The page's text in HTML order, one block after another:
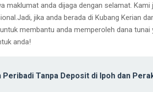
maklumat anda dijaga dengan selamat.
jika anda berada di Kubang Kerian
membantu anda memperoleh dana
anda!
Peribadi Tanpa Deposit di Ipoh dan